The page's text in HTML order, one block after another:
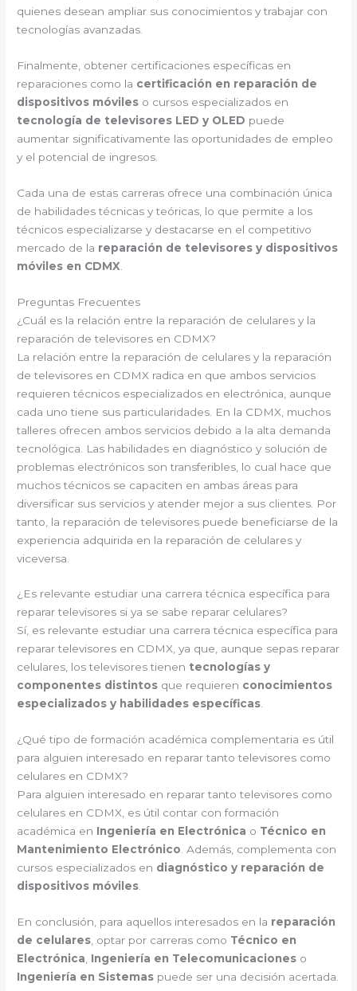
quienes desean ampliar sus conocimientos y trabajar con
tecnologías avanzadas.
Finalmente, obtener certificaciones específicas en
reparaciones como la certificación en reparación de
dispositivos móviles o cursos especializados en
tecnología de televisores LED y OLED puede
aumentar significativamente las oportunidades de empleo
y el potencial de ingresos.
Cada una de estas carreras ofrece una combinación única
de habilidades técnicas y teóricas, lo que permite a los
técnicos especializarse y destacarse en el competitivo
mercado de la reparación de televisores y dispositivos
móviles en CDMX
Preguntas Frecuentes
¿Cuál es la relación entre la reparación de celulares y la
reparación de televisores en CDMX?
La relación entre la reparación de celulares y la reparación
de televisores en CDMX radica en que ambos servicios
requieren técnicos especializados en electrónica, aunque
cada uno tiene sus particularidades. En la CDMX, muchos
talleres ofrecen ambos servicios debido a la alta demanda
tecnológica. Las habilidades en diagnóstico y solución de
problemas electrónicos son transferibles, lo cual hace que
muchos técnicos se capaciten en ambas áreas para
diversificar sus servicios y atender mejor a sus clientes. Por
tanto, la reparación de televisores puede beneficiarse de la
experiencia adquirida en la reparación de celulares y
viceversa.
¿Es relevante estudiar una carrera técnica específica para
reparar televisores si ya se sabe reparar celulares?
Sí, es relevante estudiar una carrera técnica específica para
reparar televisores en CDMX, ya que, aunque sepas reparar
celulares, los televisores tienen tecnologías y
componentes distintos que requieren conocimientos
especializados y habilidades específicas.
¿Qué tipo de formación académica complementaria es útil
para alguien interesado en reparar tanto televisores como
celulares en CDMX?
Para alguien interesado en reparar tanto televisores como
celulares en CDMX, es útil contar con formación
académica en Ingeniería en Electrónica o Técnico en
Mantenimiento Electrónico. Además, complementa con
cursos especializados en diagnóstico y reparación de
dispositivos móviles.
En conclusión, para aquellos interesados en la reparación
de celulares , optar por carreras como Técnico en
Electrónica Ingeniería en Telecomunicaciones o
Ingeniería en Sistemas puede ser una decisión acertada.